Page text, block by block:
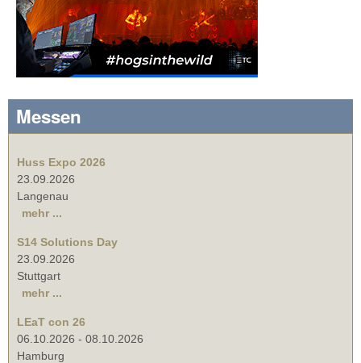
Messen
Huss Expo 2026
23.09.2026
Langenau
mehr ...
S14 Solutions Day
23.09.2026
Stuttgart
mehr ...
LEaT con 26
06.10.2026 - 08.10.2026
Hamburg